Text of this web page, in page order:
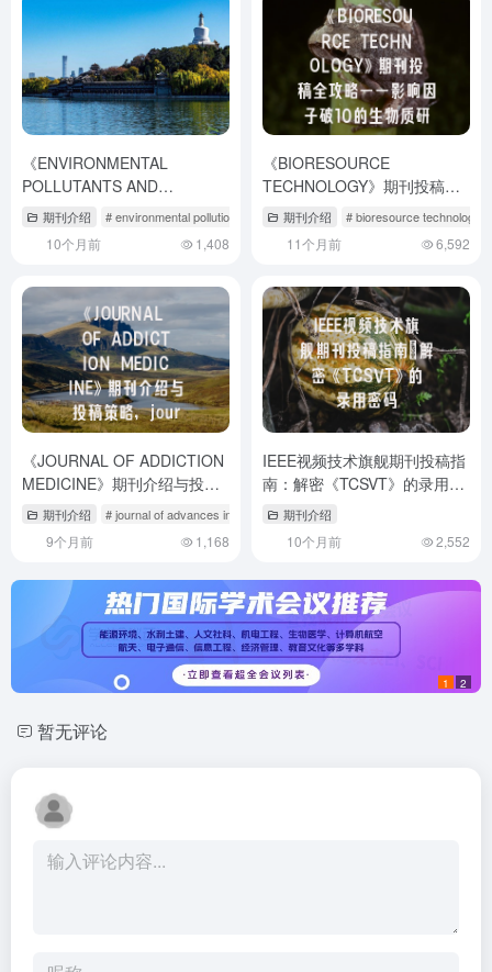
《ENVIRONMENTAL
POLLUTANTS AND
BIOAVAILABILITY》深度解
与投稿策略
期刊介绍 # environmental pollution投稿经验 # environmental pollution期刊怎么样
10个月前 1,408
《BIORESOURCE
TECHNOLOGY》期刊投稿全
攻略——影响因子破10的生物
期刊介绍 # bioresource technology
11个月前 6,592
《JOURNAL OF ADDICTION
MEDICINE》期刊介绍与投稿
策略,journal of clinical
medicine杂志
期刊介绍 # journal of advances in medicine science
9个月前 1,168
IEEE视频技术旗舰期刊投稿指
南：解密《TCSVT》的录用密
码 期刊介绍
10个月前 2,552
1 2
暂无评论